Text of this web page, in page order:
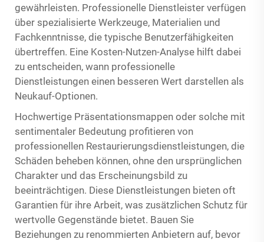
gewährleisten. Professionelle Dienstleister verfügen
über spezialisierte Werkzeuge, Materialien und
Fachkenntnisse, die typische Benutzerfähigkeiten
übertreffen. Eine Kosten-Nutzen-Analyse hilft dabei
zu entscheiden, wann professionelle
Dienstleistungen einen besseren Wert darstellen als
Neukauf-Optionen.
Hochwertige Präsentationsmappen oder solche mit
sentimentaler Bedeutung profitieren von
professionellen Restaurierungsdienstleistungen, die
Schäden beheben können, ohne den ursprünglichen
Charakter und das Erscheinungsbild zu
beeinträchtigen. Diese Dienstleistungen bieten oft
Garantien für ihre Arbeit, was zusätzlichen Schutz für
wertvolle Gegenstände bietet. Bauen Sie
Beziehungen zu renommierten Anbietern auf, bevor